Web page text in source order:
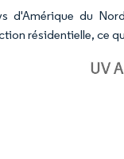
d'Amérique du
résidentielle, ce